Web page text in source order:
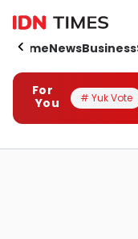
HomeNewsBusiness
For
You
# Yuk Vote